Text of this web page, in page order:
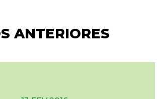
ANTERIORES